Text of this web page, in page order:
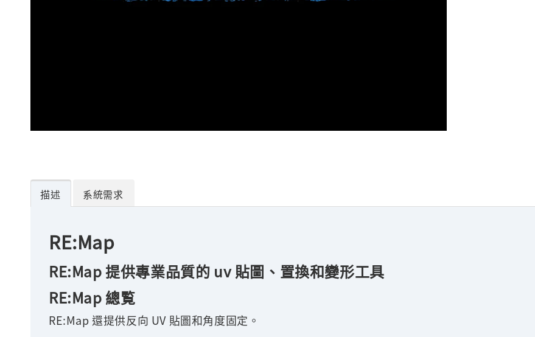
描述 系統需求
RE:Map
RE:Map 提供專業品質的 uv 貼圖、置換和變形工具
RE:Map 總覧
RE:Map 還提供反向 UV 貼圖和角度固定。